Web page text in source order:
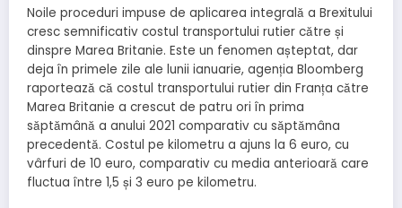
Noile proceduri impuse de aplicarea integrală a Brexitului
cresc semnificativ costul transportului rutier către și
dinspre Marea Britanie. Este un fenomen așteptat, dar
deja în primele zile ale lunii ianuarie, agenția Bloomberg
raportează că costul transportului rutier din Franța către
Marea Britanie a crescut de patru ori în prima
săptămână a anului 2021 comparativ cu săptămâna
precedentă. Costul pe kilometru a ajuns la 6 euro, cu
vârfuri de 10 euro, comparativ cu media anterioară care
fluctua între 1,5 și 3 euro pe kilometru.